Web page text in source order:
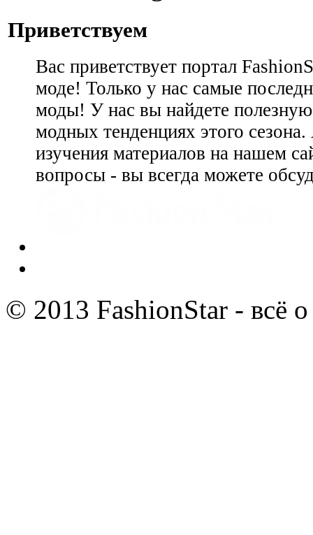
Приветствуем
Вас приветствует портал
моде! Только у нас самые
моды! У нас вы найдете
модных тенденциях этого
изучения материалов на нашем
вопросы - вы всегда можете
© 2013 FashionStar - всё